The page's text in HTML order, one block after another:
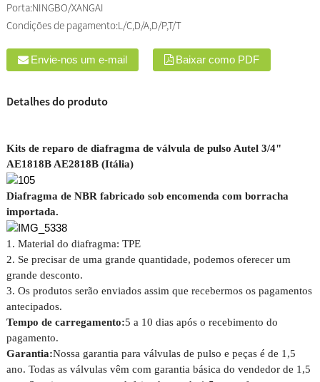
Porta:NINGBO/XANGAI
Condições de pagamento:L/C,D/A,D/P,T/T
Envie-nos um e-mail Baixar como PDF
Detalhes do produto
Kits de reparo de diafragma de válvula de pulso Autel 3/4"
AE1818B AE2818B (Itália)
Diafragma de NBR fabricado sob encomenda com borracha
importada.
1. Material do diafragma: TPE
2. Se precisar de uma grande quantidade, podemos oferecer um
grande desconto.
3. Os produtos serão enviados assim que recebermos os pagamentos
antecipados.
Tempo de carregamento:5 a 10 dias após o recebimento do
pagamento.
Garantia:Nossa garantia para válvulas de pulso e peças é de 1,5
ano. Todas as válvulas vêm com garantia básica do vendedor de 1,5